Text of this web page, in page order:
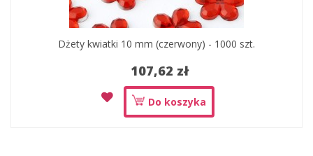
Dżety kwiatki 10 mm (czerwony) - 1000 szt.
107,62 zł
Do koszyka